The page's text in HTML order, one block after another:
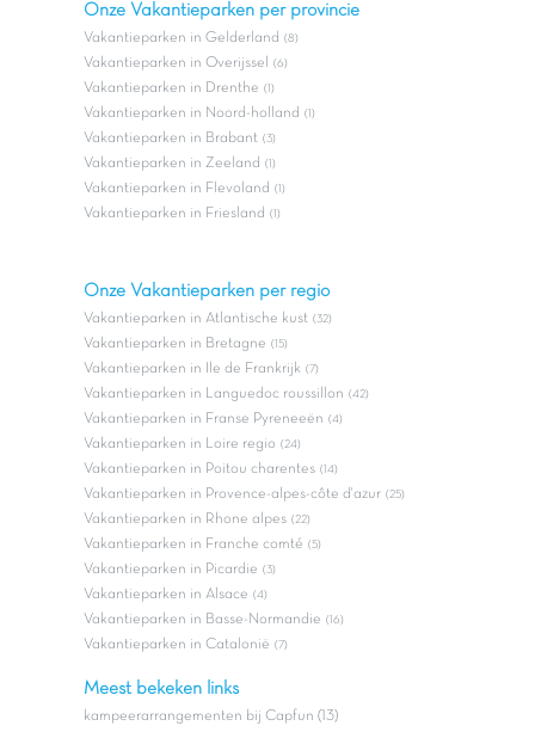
Onze Vakantieparken per provincie
Vakantieparken in Gelderland (8)
Vakantieparken in Overijssel (6)
Vakantieparken in Drenthe (1)
Vakantieparken in Noord-holland (1)
Vakantieparken in Brabant (3)
Vakantieparken in Zeeland (1)
Vakantieparken in Flevoland (1)
Vakantieparken in Friesland (1)
Onze Vakantieparken per regio
Vakantieparken in Atlantische kust (32)
Vakantieparken in Bretagne (15)
Vakantieparken in Ile de Frankrijk (7)
Vakantieparken in Languedoc roussillon (42)
Vakantieparken in Franse Pyreneeën (4)
Vakantieparken in Loire regio (24)
Vakantieparken in Poitou charentes (14)
Vakantieparken in Provence-alpes-côte d'azur (25)
Vakantieparken in Rhone alpes (22)
Vakantieparken in Franche comté (5)
Vakantieparken in Picardie (3)
Vakantieparken in Alsace (4)
Vakantieparken in Basse-Normandie (16)
Vakantieparken in Catalonië (7)
Meest bekeken links
kampeerarrangementen bij Capfun (13)